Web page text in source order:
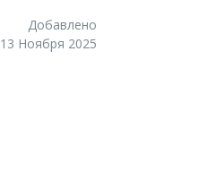
Добавлено
13 Ноября 2025